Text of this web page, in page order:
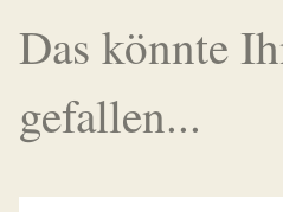
Das könnte
gefallen...